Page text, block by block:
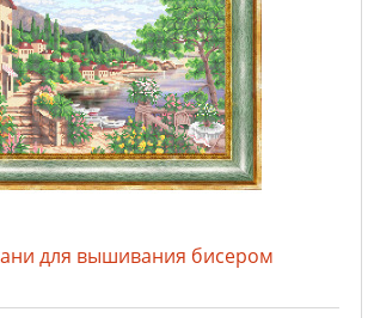
для вышивания бисером